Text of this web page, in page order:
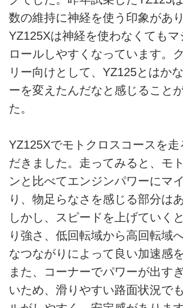
数の維持に神経を使う印象があ
YZ125Xは神経を使わなくてもマ
ロールしやすくなっています。
リー向けとして、YZ125とはか
ーを変えたんだなと感じること
た。
YZ125Xでモトクロスコースを走
だきました。走ってみると、モ
ンと比べてエンジンパワーにマ
り、物足らなさを感じる部分は
しかし、スピードを上げていく
り強さ、低回転域から高回転域
なつながりによって良い加速感
また、コーナーでパワーが出す
いため、滑りやすい路面状況で